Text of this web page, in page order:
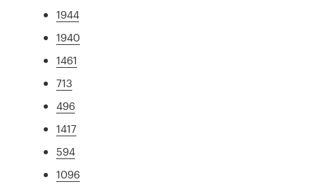
1944
1940
1461
713
496
1417
594
1096